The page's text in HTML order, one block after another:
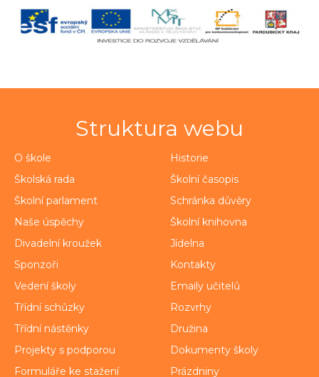
Struktura webu
O škole
Historie
Školská rada
Školní časopis
Školní parlament
Schránka důvěry
Naše úspěchy
Školní knihovna
Divadelní kroužek
Jídelna
Sponzoři
Kontakty
Vedení školy
Emaily učitelů
Třídní schůzky
Rozvrhy
Třídní nástěnky
Družina
Projekty s podporou
Dokumenty školy
Formuláře ke stažení
Prázdniny